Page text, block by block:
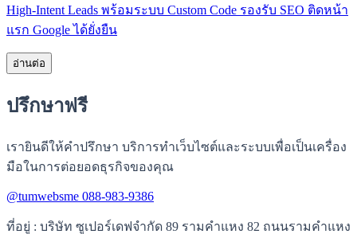
High-Intent Leads พร้อมระบบ Custom Code รองรับ SEO ติดหน้า
แรก Google ได้ยั่งยืน
อ่านต่อ
ปรึกษาฟรี
เรายินดีให้คำปรึกษา บริการทำเว็บไซต์และระบบเพื่อเป็นเครื่อง
มือในการต่อยอดธุรกิจของคุณ
@tumwebsme 088-983-9386
ที่อยู่ : บริษัท ซูเปอร์เดฟจำกัด 89 รามคำแหง 82 ถนนรามคำแหง